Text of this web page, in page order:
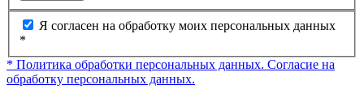
Я согласен на обработку моих персональных данных
*
* Политика обработки персональных данных. Согласие на
обработку персональных данных.